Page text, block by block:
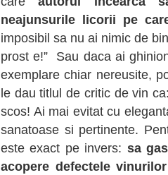
neajunsurile licorii pe
imposibil sa nu ai nimic de
prost e!” Sau daca ai
exemplare chiar nereusite,
le dau titlul de critic de vin
scos! Ai mai evitat cu
sanatoase si pertinente.
este exact pe invers: sa
acopere defectele